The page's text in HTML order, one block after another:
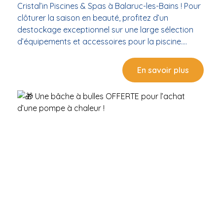
Cristal’in Piscines & Spas à Balaruc-les-Bains ! Pour
clôturer la saison en beauté, profitez d’un
destockage exceptionnel sur une large sélection
d’équipements et accessoires pour la piscine.
aquatiquesJeux et accessoiresProduits
d’entretien... Que vous soyez de Sète, Mèze,
Frontignan, Bouzigues, ou ailleurs dans le bassin de
Thau, c’est le moment parfait pour faire le plein de
matériel de qualité à prix réduits, avant la rentrée.
En savoir plus